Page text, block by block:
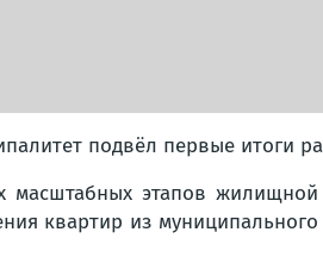
подвёл первые итоги
этапов
квартир из